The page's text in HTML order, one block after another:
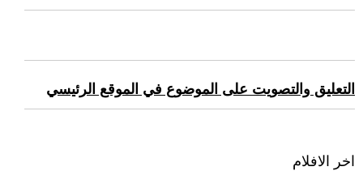
التعليق والتصويت على الموضوع في الموقع الرئيسي
اخر الافلام